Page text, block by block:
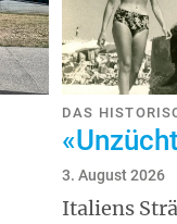
DAS
3. August 2026
Italiens